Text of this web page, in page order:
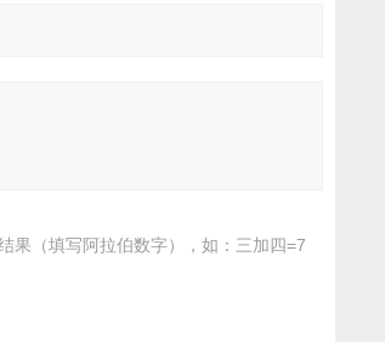
果（填写阿拉伯数字），如：三加四=7